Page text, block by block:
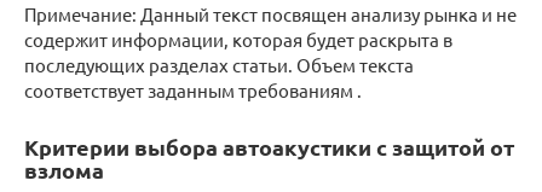
Примечание: Данный текст посвящен анализу рынка и не
содержит информации, которая будет раскрыта в
последующих разделах статьи. Объем текста
соответствует заданным требованиям .
Критерии выбора автоакустики с защитой от
взлома